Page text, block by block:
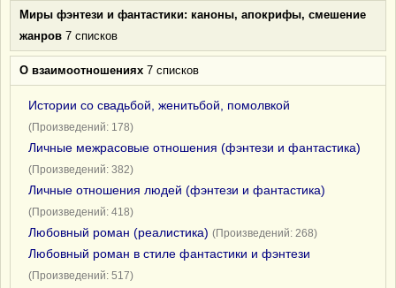
Миры фэнтези и фантастики: каноны, апокрифы, смешение
жанров 7 списков
О взаимоотношениях 7 списков
Истории со свадьбой, женитьбой, помолвкой
(Произведений: 178)
Личные межрасовые отношения (фэнтези и фантастика)
(Произведений: 382)
Личные отношения людей (фэнтези и фантастика)
(Произведений: 418)
Любовный роман (реалистика) (Произведений: 268)
Любовный роман в стиле фантастики и фэнтези
(Произведений: 517)